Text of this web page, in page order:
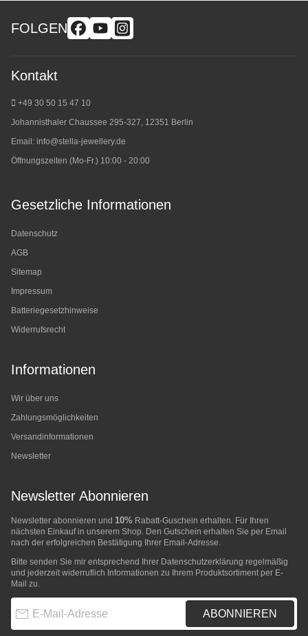
FOLGEN
Kontakt
+49 30 50 15 47 10
Johannisthaler Chaussee 295-327, 12351 Berlin
Email: info@stella-jewellery.de
Öffnungszeiten (Mo-Fr.) 10:00 - 20:00
Gesetzliche Informationen
Datenschutz
AGB
Sitemap
Impressum
Batteriegesetzhinweise
Widerrufsrecht
Informationen
Wir über uns
Zahlungsmöglichkeiten
Versandinformationen
Newsletter
Newsletter Abonnieren
Newsletter abonnieren und 10% Rabatt-Guschein erhalten. Für Ihren
nächsten Einkauf in unserem Shop. Den Gutschein erhalten Sie per Email
nach der erfolgreichen Bestätigung Ihrer Email-Adresse.
Bitte senden Sie mir entsprechend Ihrer Datenschutzerklärung regelmäßig
und jederzeit widerruflich Informationen zu Ihrem Produktsortiment per E-
Mail zu.
ABONNIEREN